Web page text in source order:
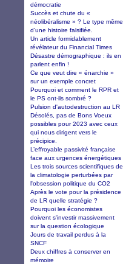
démocratie
Succès et chute du «
néolibéralisme » ? Le type même
d’une histoire falsifiée.
Un article formidablement
révélateur du Financial Times
Désastre démographique : ils en
parlent enfin !
Ce que veut dire « énarchie »
sur un exemple concret
Pourquoi et comment le RPR et
le PS ont-ils sombré ?
Pulsion d'autodestruction au LR
Désolés, pas de Bons Voeux
possibles pour 2023 avec ceux
qui nous dirigent vers le
précipice.
L’effroyable passivité française
face aux urgences énergétiques
Les trois sources scientifiques de
la climatologie perturbées par
l'obsession politique du CO2
Après le vote pour la présidence
de LR quelle stratégie ?
Pourquoi les économistes
doivent s'investir massivement
sur la question écologique
Jours de travail perdus à la
SNCF
Deux chiffres à conserver en
mémoire